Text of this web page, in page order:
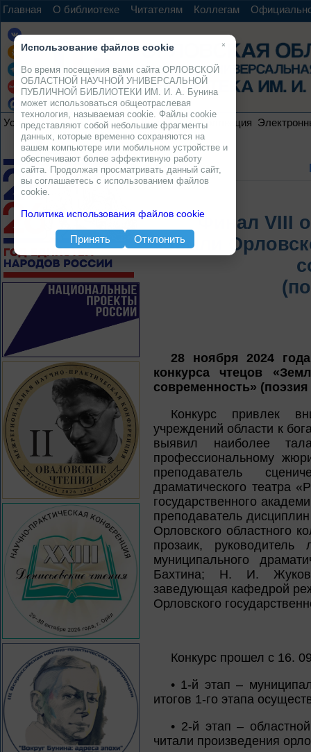
Главная О библиотеке Читателям Коллегам
Услуги Ресурсы Проекты Электронная коллекция
Финал VIII
«Земли
28 ноября 2024 года
конкурса чтецов
современность» (поэзия
Конкурс привлек
учреждений области к
выявил наиболее
профессиональному
преподаватель
драматического театра
государственного
преподаватель
Орловского областного
прозаик, руководитель
муниципального
Бахтина; Н. И.
заведующая кафедрой
Орловского
Конкурс прошел с 16.
• 1-й этап –
итогов 1-го этапа
• 2-й этап –
читали произведения
×
Использование файлов cookie
Во время посещения вами сайта ОРЛОВСКОЙ
ОБЛАСТНОЙ НАУЧНОЙ УНИВЕРСАЛЬНОЙ
ПУБЛИЧНОЙ БИБЛИОТЕКИ ИМ. И. А. Бунина
может использоваться общеотраслевая
технология, называемая cookie. Файлы cookie
представляют собой небольшие фрагменты
данных, которые временно сохраняются на
вашем компьютере или мобильном устройстве и
обеспечивают более эффективную работу
сайта. Продолжая просматривать данный сайт,
вы соглашаетесь с использованием файлов
cookie.
Политика использования файлов cookie
Принять Отклонить